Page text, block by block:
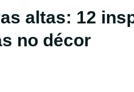
altas: 12
no décor